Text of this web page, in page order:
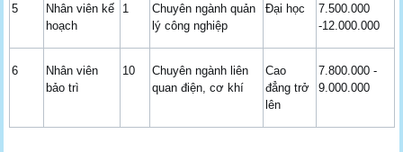
5
Nhân viên kế
hoạch
1
Chuyên ngành quản
lý công nghiệp
Đại học
7.500.000
-12.000.000
6
Nhân viên
bảo trì
10
Chuyên ngành liên
quan điện, cơ khí
Cao
đẳng trở
lên
7.800.000 -
9.000.000